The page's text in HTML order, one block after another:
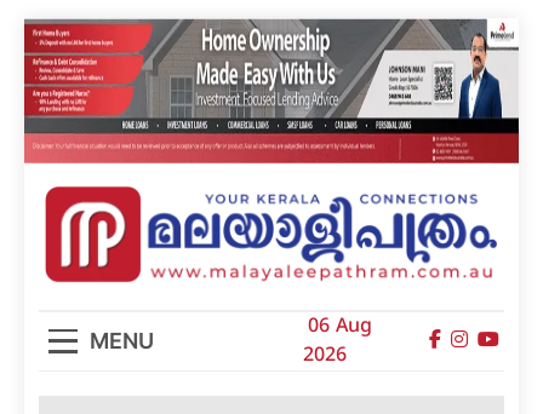
Skip
to
content
മലയാളിപത്രം
MENU
06 Aug
2026